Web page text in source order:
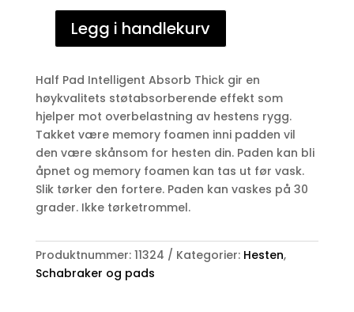
Kentucky
Pad
Intelligent
Absorb
Thick
antall
Legg i handlekurv
Half Pad Intelligent Absorb Thick gir en
høykvalitets støtabsorberende effekt som
hjelper mot overbelastning av hestens rygg.
Takket være memory foamen inni padden vil
den være skånsom for hesten din. Paden kan bli
åpnet og memory foamen kan tas ut før vask.
Slik tørker den fortere. Paden kan vaskes på 30
grader. Ikke tørketrommel.
Produktnummer: 11324 Kategorier: Hesten,
Schabraker og pads